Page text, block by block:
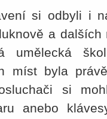
si odbyli i
a
umělecká
míst byla
si
anebo